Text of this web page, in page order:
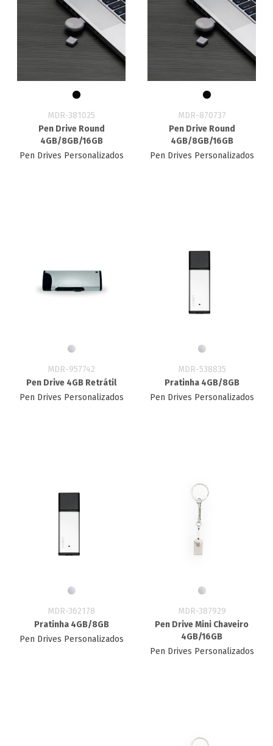
MDR-381025
Pen Drive Round
4GB/8GB/16GB
Pen Drives Personalizados
MDR-870737
Pen Drive Round
4GB/8GB/16GB
Pen Drives Personalizados
MDR-957742
Pen Drive 4GB Retrátil
Pen Drives Personalizados
MDR-538835
Pratinha 4GB/8GB
Pen Drives Personalizados
MDR-362178
Pratinha 4GB/8GB
Pen Drives Personalizados
MDR-387929
Pen Drive Mini Chaveiro
4GB/16GB
Pen Drives Personalizados